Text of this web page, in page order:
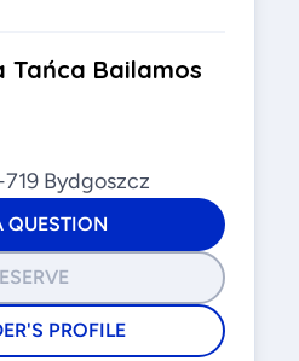
Tańca Bailamos
Bydgoszcz
QUESTION
PROFILE